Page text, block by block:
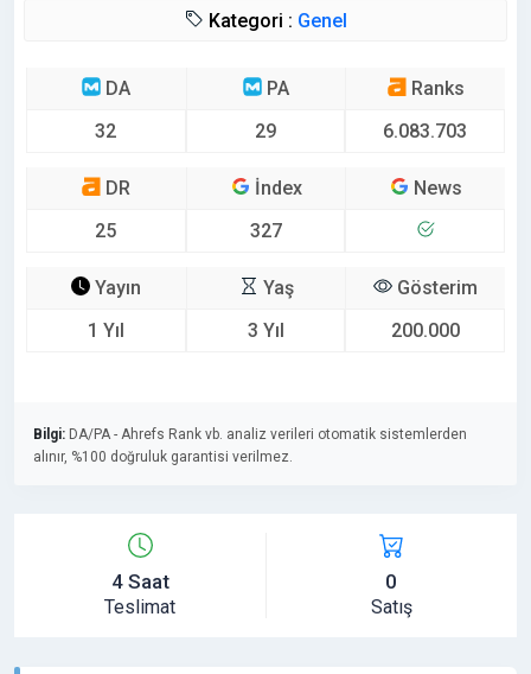
Kategori : Genel
DA
32
PA
29
Ranks
6.083.703
DR
25
İndex
327
News
Yayın
1 Yıl
Yaş
3 Yıl
Gösterim
200.000
Bilgi: DA/PA - Ahrefs Rank vb. analiz verileri otomatik sistemlerden
alınır, %100 doğruluk garantisi verilmez.
4 Saat
Teslimat
0
Satış